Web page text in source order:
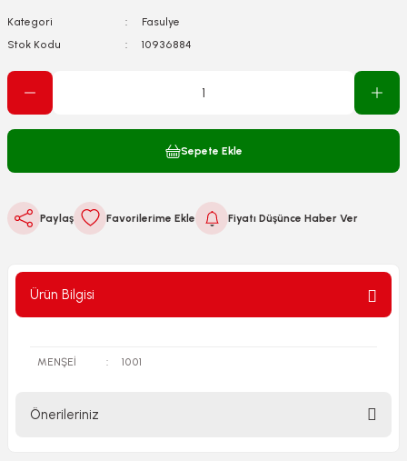
Kategori
Fasulye
Stok Kodu
10936884
Sepete Ekle
Paylaş Fiyatı Düşünce Haber Ver
Ürün Bilgisi
MENŞEİ : 1001
Önerileriniz